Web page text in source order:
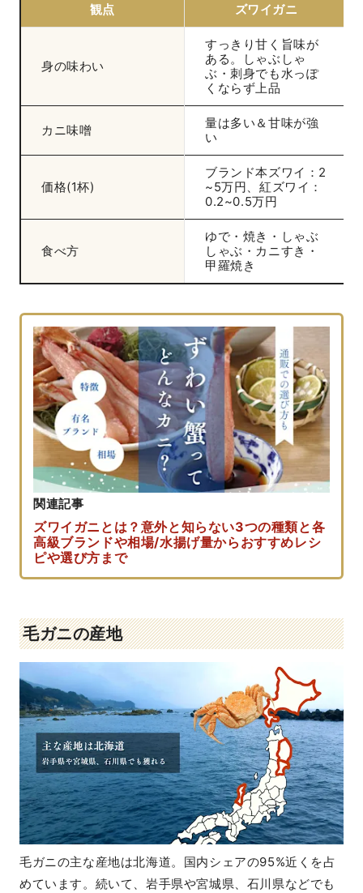
観点 ズワイガニ
身の味わい
すっきり甘く旨味が
ある。しゃぶしゃ
ぶ・刺身でも水っぽ
くならず上品
カニ味噌
量は多い＆甘味が強
い
価格(1杯)
ブランド本ズワイ：2
~5万円、紅ズワイ：
0.2~0.5万円
食べ方
ゆで・焼き・しゃぶ
しゃぶ・カニすき・
甲羅焼き
関連記事
ズワイガニとは？意外と知らない3つの種類と各
高級ブランドや相場/水揚げ量からおすすめレシ
ピや選び方まで
毛ガニの産地
毛ガニの主な産地は北海道。国内シェアの95%近くを占
めています。続いて、岩手県や宮城県、石川県などでも